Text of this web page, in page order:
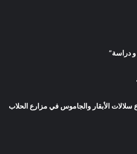
دراسة”
سلالات الأبقار والجاموس في مزارع الحلاب